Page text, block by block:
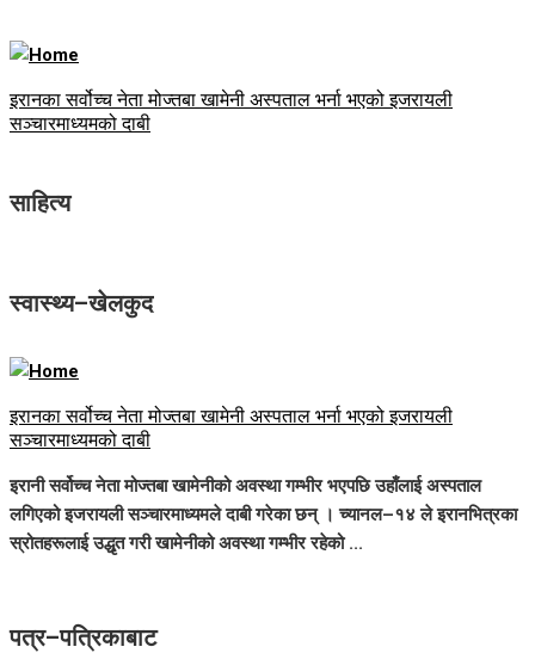
इरानका सर्वोच्च नेता मोज्तबा खामेनी अस्पताल भर्ना भएको इजरायली
सञ्चारमाध्यमको दाबी
साहित्य
स्वास्थ्य–खेलकुद
इरानका सर्वोच्च नेता मोज्तबा खामेनी अस्पताल भर्ना भएको इजरायली
सञ्चारमाध्यमको दाबी
इरानी सर्वोच्च नेता मोज्तबा खामेनीको अवस्था गम्भीर भएपछि उहाँलाई अस्पताल
लगिएको इजरायली सञ्चारमाध्यमले दाबी गरेका छन् । च्यानल–१४ ले इरानभित्रका
स्रोतहरूलाई उद्धृत गरी खामेनीको अवस्था गम्भीर रहेको ...
पत्र–पत्रिकाबाट